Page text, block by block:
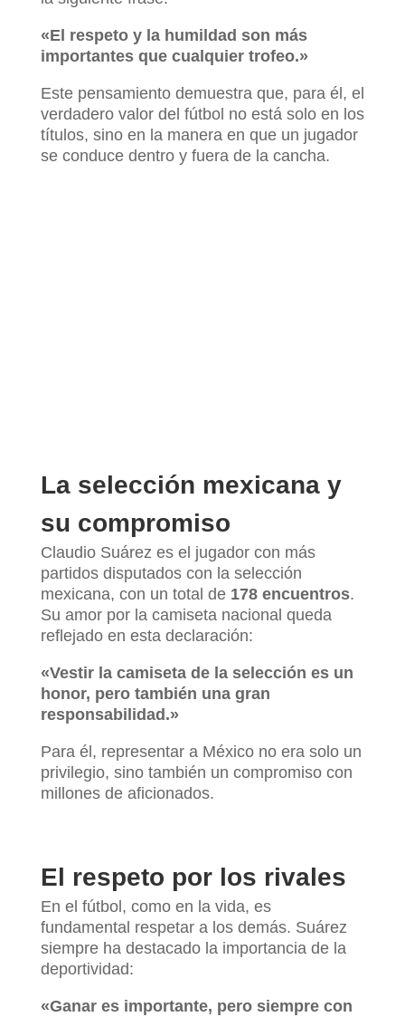
«El respeto y la humildad son más
importantes que cualquier trofeo.»
Este pensamiento demuestra que, para él, el
verdadero valor del fútbol no está solo en los
títulos, sino en la manera en que un jugador
se conduce dentro y fuera de la cancha.
La selección mexicana y
su compromiso
Claudio Suárez es el jugador con más
partidos disputados con la selección
mexicana, con un total de 178 encuentros.
Su amor por la camiseta nacional queda
reflejado en esta declaración:
«Vestir la camiseta de la selección es un
honor, pero también una gran
responsabilidad.»
Para él, representar a México no era solo un
privilegio, sino también un compromiso con
millones de aficionados.
El respeto por los rivales
En el fútbol, como en la vida, es
fundamental respetar a los demás. Suárez
siempre ha destacado la importancia de la
deportividad:
«Ganar es importante, pero siempre con